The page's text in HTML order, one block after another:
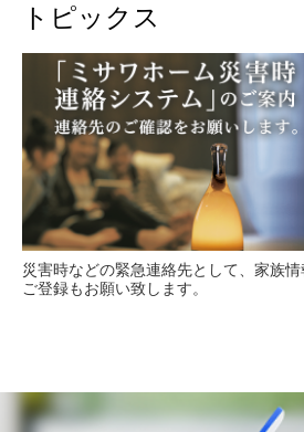
トピックス
災害時などの緊急連絡先として、家族
ご登録もお願い致します。